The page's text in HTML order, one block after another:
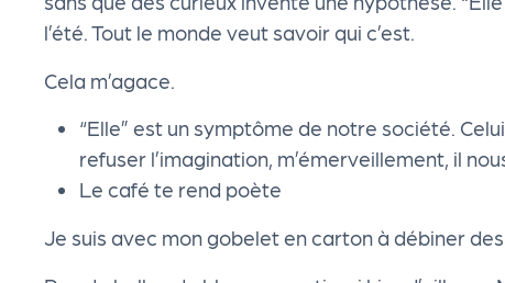
l’été. Tout le monde veut savoir qui c’est.
Cela m’agace.
“Elle” est un symptôme de notre société.
refuser l’imagination, m’émerveillement, il
Le café te rend poète
Je suis avec mon gobelet en carton à débiner des
R
O
G!
Le